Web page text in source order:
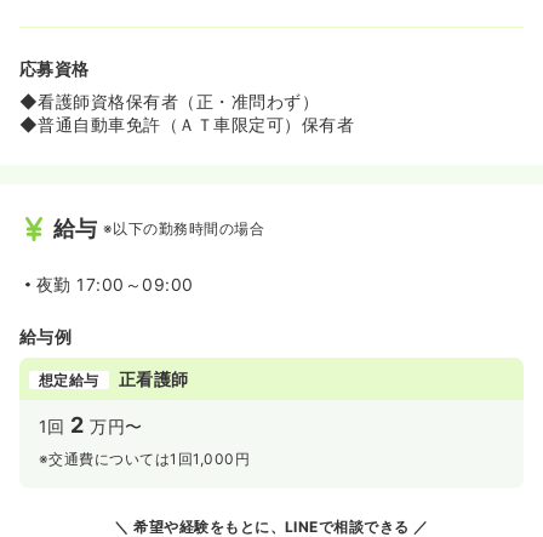
応募資格
◆看護師資格保有者（正・准問わず）
◆普通自動車免許（ＡＴ車限定可）保有者
給与 ※以下の勤務時間の場合
夜勤 17:00～09:00
給与例
想定給与 正看護師
1回 2 万円〜
※交通費については1回1,000円
希望や経験をもとに、LINEで相談できる